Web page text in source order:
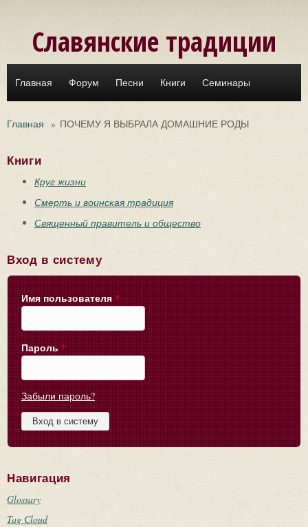
Славянские традиции
Главная Форум Песни Книги Семинары
Главная » ПОЧЕМУ Я ВЫБРАЛА ДОМАШНИЕ РОДЫ
Книги
Круг жизни
Смерть и воинская традиция
Священный правитель и общество
Вход в систему
Имя пользователя *
Пароль *
Забыли пароль?
Навигация
Glossary
Tag Cloud